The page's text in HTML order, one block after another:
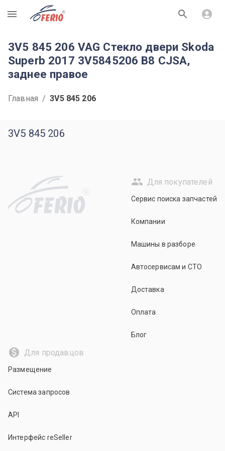
R
3V5 845 206 VAG Стекло двери Skoda
Superb 2017 3V5845206 B8 CJSA,
заднее правое
Главная / 3V5 845 206
3V5 845 206
R
Для покупателей
Сервис поиска запчастей
Компании
Машины в разборе
Автосервисам и СТО
Доставка
Оплата
Блог
Для продавцов
Размещение
Система запросов
API
Интерфейс reSeller